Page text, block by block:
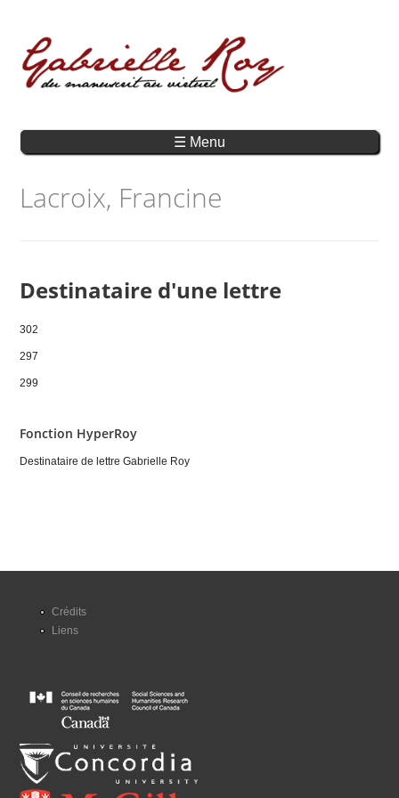
☰ Menu
Lacroix, Francine
Destinataire d'une lettre
302
297
299
Fonction HyperRoy
Destinataire de lettre Gabrielle Roy
Crédits
Liens